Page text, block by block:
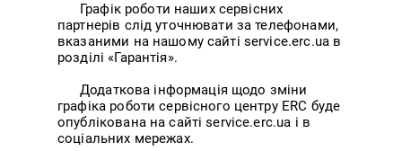
Графік роботи наших сервісних
партнерів слід уточнювати за телефонами,
вказаними на нашому сайті service.erc.ua в
розділі «Гарантія».
Додаткова інформація щодо зміни
графіка роботи сервісного центру ERC буде
опублікована на сайті service.erc.ua і в
соціальних мережах.